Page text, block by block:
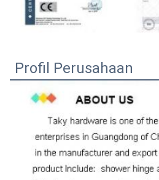
Profil Perusahaan